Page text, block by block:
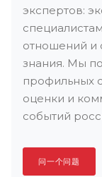
экспертов:
отношений и
знания. Мы
профильных
оценки и
событий
问一个问题